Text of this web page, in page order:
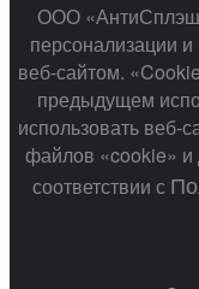
ООО
персонализации
веб-сайтом.
предыдущем
использовать веб-
файлов «cookie» и
соответствии с